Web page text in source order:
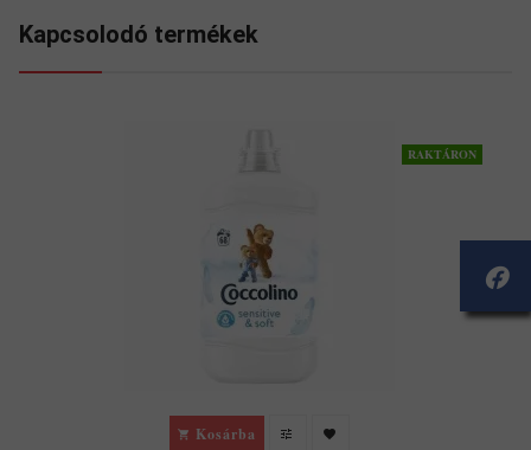
Kapcsolodó termékek
RAKTÁRON
Kosárba